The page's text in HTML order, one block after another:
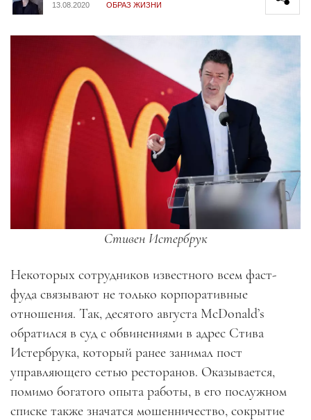
13.08.2020
ОБРАЗ ЖИЗНИ
Стивен Истербрук
Некоторых сотрудников известного всем фаст-
фуда связывают не только корпоративные
отношения. Так, десятого августа McDonald’s
обратился в суд с обвинениями в адрес Стива
Истербрука, который ранее занимал пост
управляющего сетью ресторанов. Оказывается,
помимо богатого опыта работы, в его послужном
списке также значатся мошенничество, сокрытие